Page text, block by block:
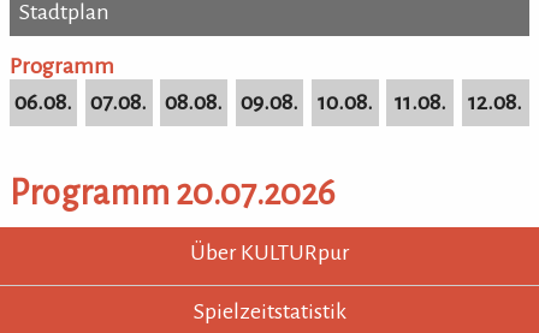
Stadtplan
Stadtplan
Programm
06.08.
07.08. 08.08. 09.08. 10.08. 11.08. 12.08.
Programm 20.07.2026
KULTURpur - wissen wo was läuft.
KULTURpur FooterÜber KULTURpur
Spielzeitstatistik